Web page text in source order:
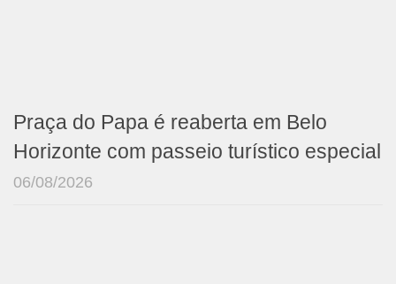
Praça do Papa é reaberta em Belo
Horizonte com passeio turístico especial
06/08/2026